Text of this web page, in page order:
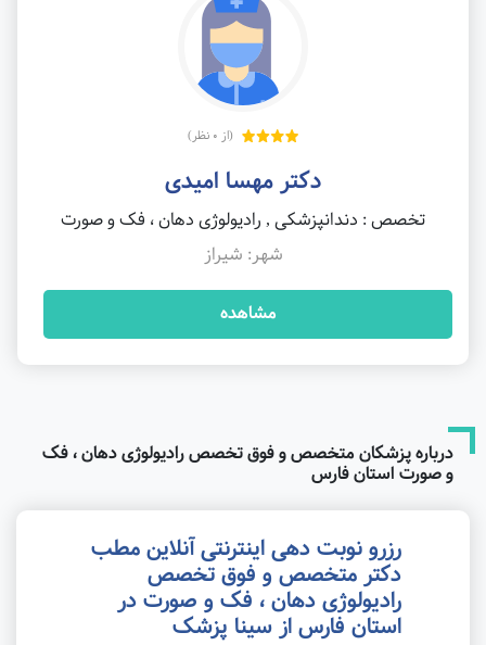
(از 0 نظر)
دکتر مهسا امیدی
تخصص : دندانپزشکی , رادیولوژی دهان ، فک و صورت
شهر: شیراز
مشاهده
درباره پزشکان متخصص و فوق تخصص رادیولوژی دهان ، فک
و صورت استان فارس
رزرو نوبت دهی اینترنتی آنلاین مطب
دکتر متخصص و فوق تخصص
رادیولوژی دهان ، فک و صورت در
استان فارس از سینا پزشک